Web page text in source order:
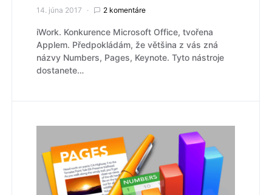
14. júna 2017 2 komentáre
iWork. Konkurence Microsoft Office, tvořena
Applem. Předpokládám, že většina z vás zná
názvy Numbers, Pages, Keynote. Tyto nástroje
dostanete…